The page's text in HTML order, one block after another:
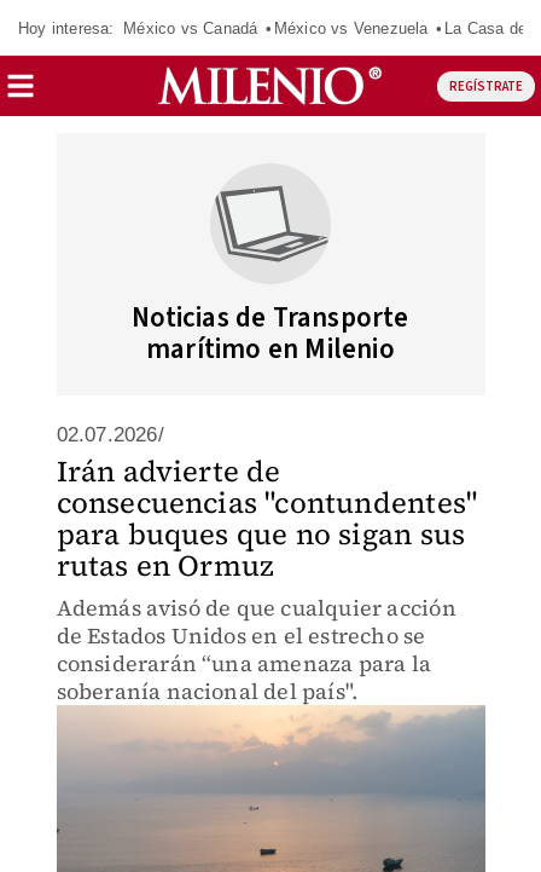
Hoy interesa: México vs Canadá México vs Venezuela La Casa de
REGÍSTRATE
Noticias de Transporte
marítimo en Milenio
02.07.2026/
Irán advierte de
consecuencias "contundentes"
para buques que no sigan sus
rutas en Ormuz
Además avisó de que cualquier acción
de Estados Unidos en el estrecho se
considerarán “una amenaza para la
soberanía nacional del país".